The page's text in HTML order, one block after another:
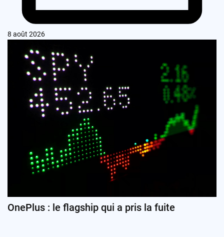
8 août 2026
OnePlus : le flagship qui a pris la fuite